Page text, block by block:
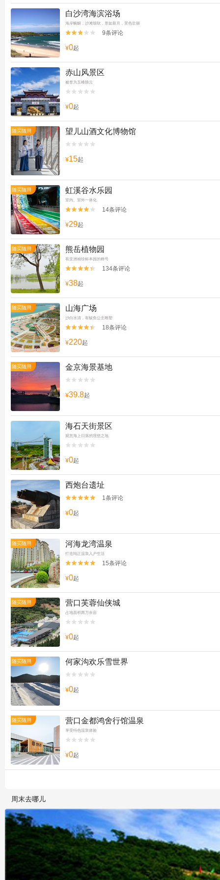
白沙湾海滨浴场
海岸蜿蜒，沙滩细软，形如新月，景色壮丽

 9条评论
¥0起
赤山风景区
被誉为五峰插云


¥0起
随买随用 望儿山酒文化博物馆


¥15起
随买随用 虹溪谷水乐园
室内、室外一体化

 14条评论
¥29起
随买随用 熊岳植物园
有亚洲袖珍标本园的称号

 134条评论
¥38起
随买随用 山海广场
沙白水清，有鲅鱼公主雕塑

 18条评论
¥220起
随买随用 金京海景基地


¥39.8起
海石天街景区
观赏海上日落的理想之地


¥0起
西炮台遗址

 1条评论
¥0起
随买随用 河海龙湾温泉
打造纯正温泉入户生活

 15条评论
¥0起
随买随用 营口芙蓉仙侠城
占地面积两万余亩


¥0起
随买随用 何家沟欢乐雪世界


¥0起
随买随用 营口金都鸿舍行馆温泉
享受特色温泉体验


¥0起
周末去哪儿